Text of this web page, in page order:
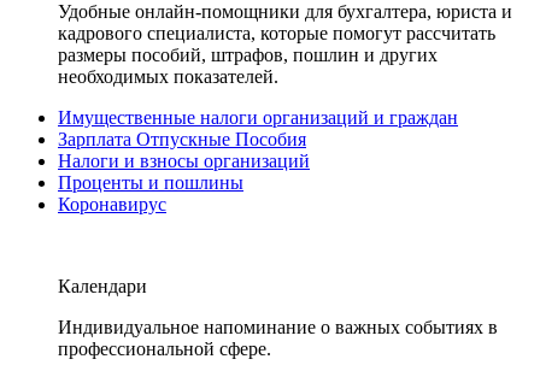
Удобные онлайн-помощники для бухгалтера, юриста и
кадрового специалиста, которые помогут рассчитать
размеры пособий, штрафов, пошлин и других
необходимых показателей.
Имущественные налоги организаций и граждан
Зарплата Отпускные Пособия
Налоги и взносы организаций
Проценты и пошлины
Коронавирус
Календари
Индивидуальное напоминание о важных событиях в
профессиональной сфере.